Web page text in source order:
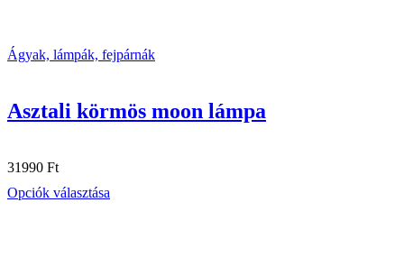
Ágyak, lámpák, fejpárnák
Asztali körmös moon lámpa
31990 Ft
Opciók választása